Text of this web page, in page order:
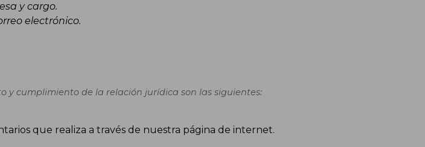
y cargo.
electrónico.
y cumplimiento de la relación jurídica son las siguientes:
que realiza a través de nuestra página de internet.